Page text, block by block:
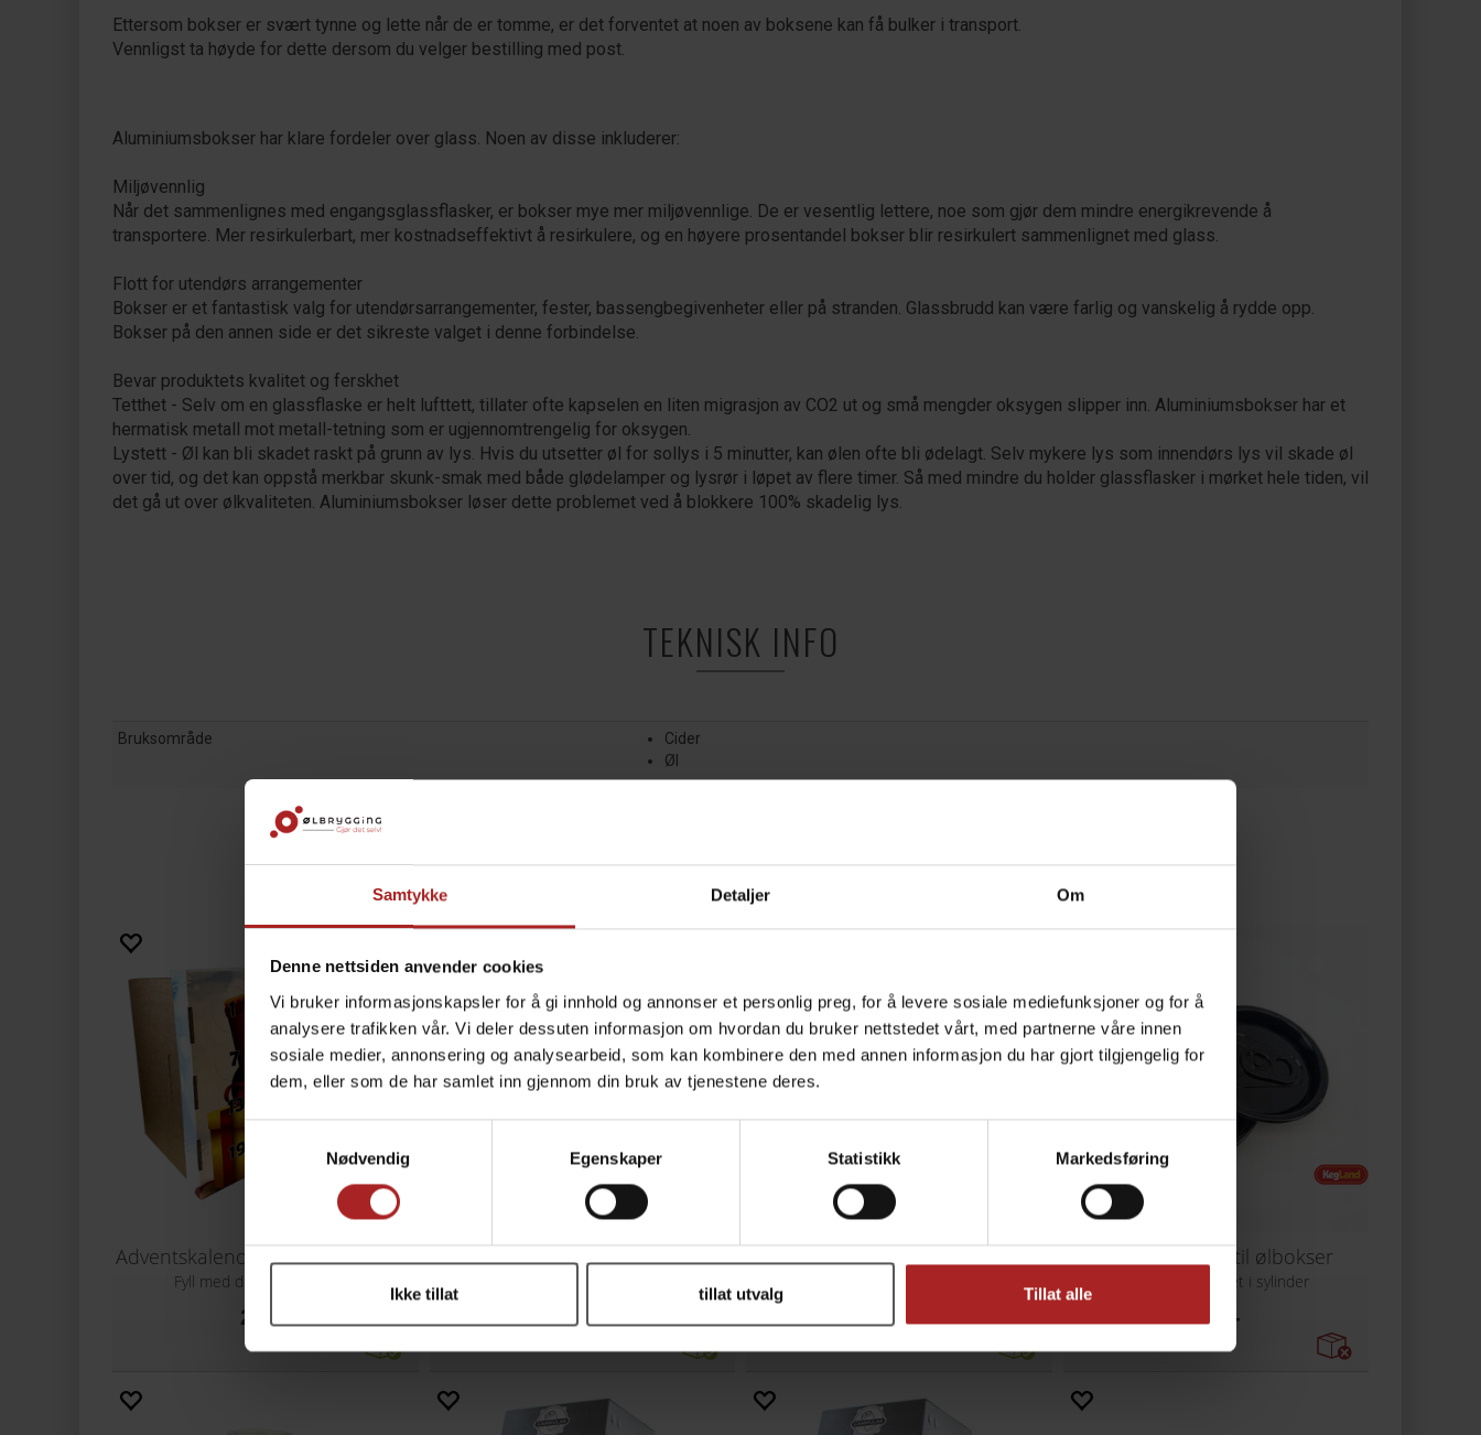
Samtykke Detaljer Om
Denne nettsiden anvender cookies
Vi bruker informasjonskapsler for å gi innhold og annonser et personlig preg, for å levere sosiale mediefunksjoner og for å
analysere trafikken vår. Vi deler dessuten informasjon om hvordan du bruker nettstedet vårt, med partnerne våre innen
sosiale medier, annonsering og analysearbeid, som kan kombinere den med annen informasjon du har gjort tilgjengelig for
dem, eller som de har samlet inn gjennom din bruk av tjenestene deres.
Samtykkevalg
Nødvendig
Egenskaper Statistikk Markedsføring
Ikke tillat tillat utvalg Tillat alle
Ettersom bokser er svært tynne og lette når de er tomme, er det forventet at noen av boksene kan få bulker i transport.
Vennligst ta høyde for dette dersom du velger bestilling med post.
Aluminiumsbokser har klare fordeler over glass. Noen av disse inkluderer:
Miljøvennlig
Når det sammenlignes med engangsglassflasker, er bokser mye mer miljøvennlige. De er vesentlig lettere, noe som gjør dem mindre energikrevende å
transportere. Mer resirkulerbart, mer kostnadseffektivt å resirkulere, og en høyere prosentandel bokser blir resirkulert sammenlignet med glass.
Flott for utendørs arrangementer
Bokser er et fantastisk valg for utendørsarrangementer, fester, bassengbegivenheter eller på stranden. Glassbrudd kan være farlig og vanskelig å rydde opp.
Bokser på den annen side er det sikreste valget i denne forbindelse.
Bevar produktets kvalitet og ferskhet
Tetthet - Selv om en glassflaske er helt lufttett, tillater ofte kapselen en liten migrasjon av CO2 ut og små mengder oksygen slipper inn. Aluminiumsbokser har et
hermatisk metall mot metall-tetning som er ugjennomtrengelig for oksygen.
Lystett - Øl kan bli skadet raskt på grunn av lys. Hvis du utsetter øl for sollys i 5 minutter, kan ølen ofte bli ødelagt. Selv mykere lys som innendørs lys vil skade øl
over tid, og det kan oppstå merkbar skunk-smak med både glødelamper og lysrør i løpet av flere timer. Så med mindre du holder glassflasker i mørket hele tiden, vil
det gå ut over ølkvaliteten. Aluminiumsbokser løser dette problemet ved å blokkere 100% skadelig lys.
TEKNISK INFO
Bruksområde
Cider
Øl
TILBEHØR
Adventskalender/gaveeske for flasker
Fyll med dine egne flasker!
249,-
B64 360 FA Sort lokk til ølbokser
299,-
B64 360 FA Sølv lokk til ølbokser
299,-
B64 Sorte lokk til ølbokser
ca 230 stk pakket i sylinder
269,-